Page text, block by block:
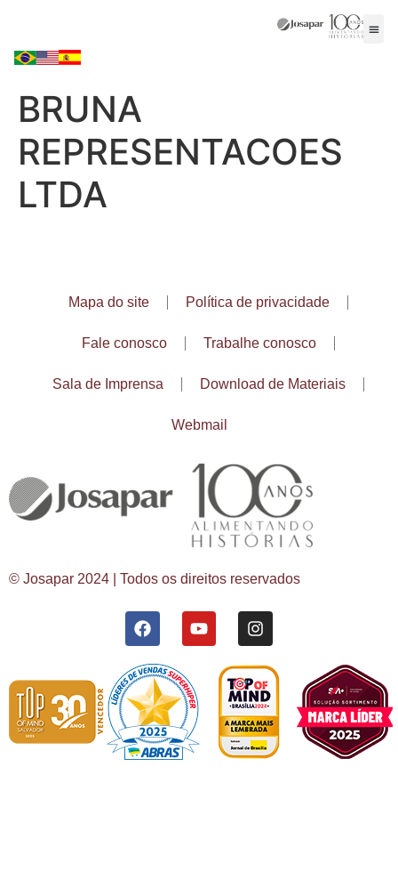
BRUNA
REPRESENTACOES
LTDA
Mapa do site Política de privacidade
Fale conosco Trabalhe conosco
Sala de Imprensa Download de Materiais
Webmail
© Josapar 2024 | Todos os direitos reservados